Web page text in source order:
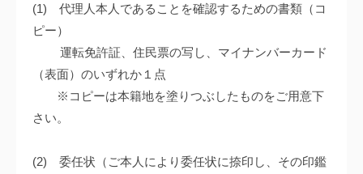
(1) 代理人本人であることを確認するための書類（コ
ピー）
運転免許証、住民票の写し、マイナンバーカード
（表面）のいずれか１点
※コピーは本籍地を塗りつぶしたものをご用意下
さい。
(2) 委任状（ご本人により委任状に捺印し、その印鑑